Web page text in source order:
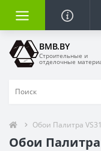
BMB.BY
Строительные и
отделочные
Обои Палитра
Обои Палитра